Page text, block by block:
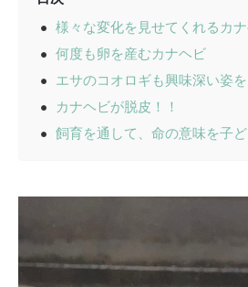
様々な変化を見せてくれるカ
何度も卵を産むカナヘビ
エサのコオロギも興味深い姿
カナヘビが脱皮！！
飼育を通して、命の意味を子